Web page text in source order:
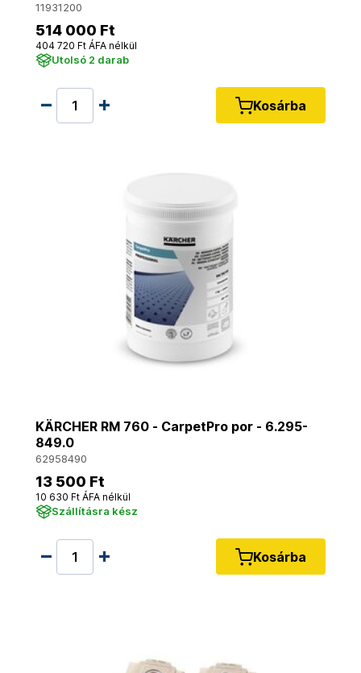
11931200
514 000 Ft
404 720 Ft ÁFA nélkül
Utolsó 2 darab
Kosárba
KÄRCHER RM 760 - CarpetPro por - 6.295-
849.0
62958490
13 500 Ft
10 630 Ft ÁFA nélkül
Szállításra kész
Kosárba